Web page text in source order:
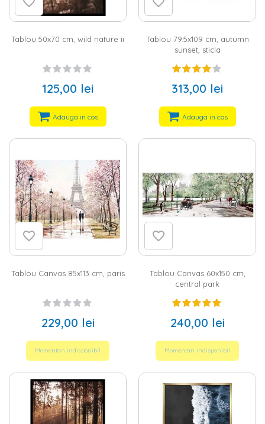
Tablou 50x70 cm, wild nature ii
125,00 lei
Adauga in cos
Tablou 79.5x109 cm, autumn
sunset, sticla
313,00 lei
Adauga in cos
Tablou Canvas 85x113 cm, paris
229,00 lei
Momentan indisponibil
Tablou Canvas 60x150 cm,
central park
240,00 lei
Momentan indisponibil